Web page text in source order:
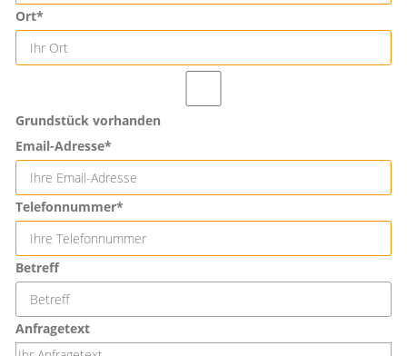
Ort*
Grundstück vorhanden
Email-Adresse*
Telefonnummer*
Betreff
Anfragetext